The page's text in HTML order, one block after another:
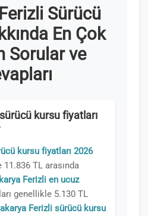
Sürücü
En Çok
Sorular ve
kursu fiyatları
kursu fiyatları 2026
11.836 TL arasında
Ferizli en ucuz
genellikle 5.130 TL
Ferizli sürücü kursu